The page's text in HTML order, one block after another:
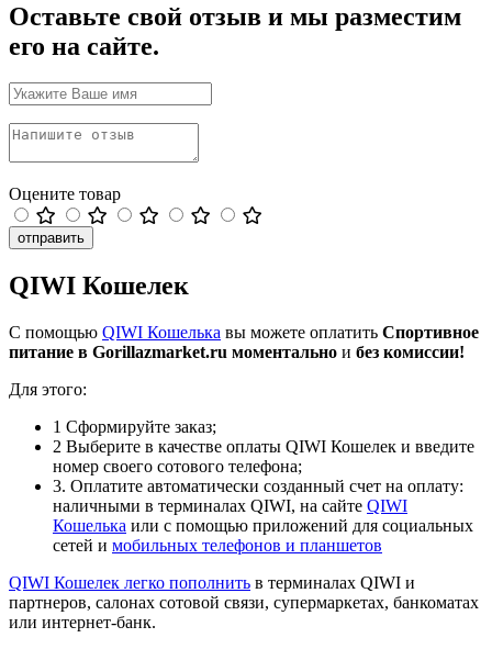
Оставьте свой отзыв и мы разместим
его на сайте.
Оцените товар
отправить
QIWI Кошелек
С помощью QIWI Кошелька вы можете оплатить Спортивное
питание в Gorillazmarket.ru моментально и без комиссии!
Для этого:
1 Сформируйте заказ;
2 Выберите в качестве оплаты QIWI Кошелек и введите
номер своего сотового телефона;
3. Оплатите автоматически созданный счет на оплату:
наличными в терминалах QIWI, на сайте QIWI
Кошелька или с помощью приложений для социальных
сетей и мобильных телефонов и планшетов
QIWI Кошелек легко пополнить в терминалах QIWI и
партнеров, салонах сотовой связи, супермаркетах, банкоматах
или интернет-банк.